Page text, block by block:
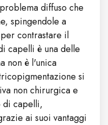
diffuso che
spingendole a
contrastare il
capelli è una delle
non è l'unica
si
non chirurgica e
di capelli,
ai suoi vantaggi